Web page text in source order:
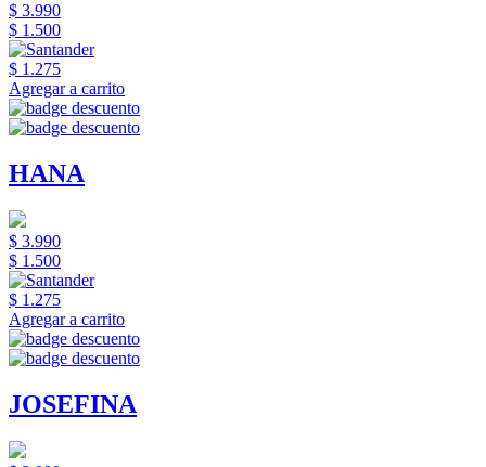
$ 3.990
$ 1.500
$ 1.275
Agregar a carrito
HANA
$ 3.990
$ 1.500
$ 1.275
Agregar a carrito
JOSEFINA